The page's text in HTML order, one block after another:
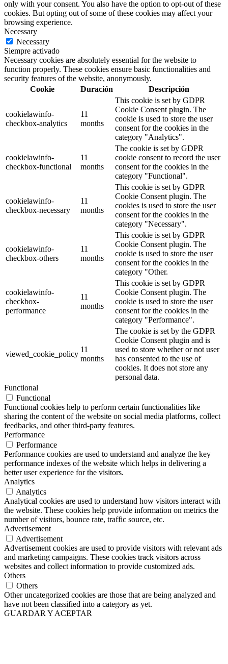
only with your consent. You also have the option to opt-out of these
cookies. But opting out of some of these cookies may affect your
browsing experience.
Necessary
Necessary
Siempre activado
Necessary cookies are absolutely essential for the website to
function properly. These cookies ensure basic functionalities and
security features of the website, anonymously.
Cookie
Duración Descripción
cookielawinfo-
checkbox-analytics
11
months
This cookie is set by GDPR
Cookie Consent plugin. The
cookie is used to store the user
consent for the cookies in the
category "Analytics".
cookielawinfo-
checkbox-functional
11
months
The cookie is set by GDPR
cookie consent to record the user
consent for the cookies in the
category "Functional".
cookielawinfo-
checkbox-necessary
11
months
This cookie is set by GDPR
Cookie Consent plugin. The
cookies is used to store the user
consent for the cookies in the
category "Necessary".
cookielawinfo-
checkbox-others
11
months
This cookie is set by GDPR
Cookie Consent plugin. The
cookie is used to store the user
consent for the cookies in the
category "Other.
cookielawinfo-
checkbox-
performance
11
months
This cookie is set by GDPR
Cookie Consent plugin. The
cookie is used to store the user
consent for the cookies in the
category "Performance".
viewed_cookie_policy
11
months
The cookie is set by the GDPR
Cookie Consent plugin and is
used to store whether or not user
has consented to the use of
cookies. It does not store any
personal data.
Functional
Functional
Functional cookies help to perform certain functionalities like
sharing the content of the website on social media platforms, collect
feedbacks, and other third-party features.
Performance
Performance
Performance cookies are used to understand and analyze the key
performance indexes of the website which helps in delivering a
better user experience for the visitors.
Analytics
Analytics
Analytical cookies are used to understand how visitors interact with
the website. These cookies help provide information on metrics the
number of visitors, bounce rate, traffic source, etc.
Advertisement
Advertisement
Advertisement cookies are used to provide visitors with relevant ads
and marketing campaigns. These cookies track visitors across
websites and collect information to provide customized ads.
Others
Others
Other uncategorized cookies are those that are being analyzed and
have not been classified into a category as yet.
GUARDAR Y ACEPTAR